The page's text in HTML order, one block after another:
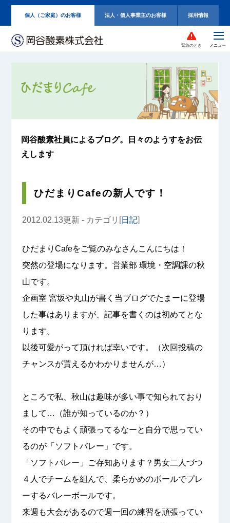
個人（ご家庭）のお客様 法人・個人事業主のお客様 採用情報
緊急のとき
岡谷酸素社員によるブログ。
日々のようすをお伝
えします
ひだまりCafeの新人です！
2012.02.13更新 - カテゴリ[日記]
ひだまりCafeをご覧のみなさんこんにちは！
突然の登場になります。営業部 環境・空調課の秋
山です。
企画室 宮坂や丸山が書く当ブログでたまーに登場
した事はありますが、記事を書くのは初めてとな
ります。
以後可愛がって頂ければ幸いです。（次回投稿の
チャンスが貰えるかわかりませんが…）
ところで私、秋山は趣味が多い事で知られており
まして…（誰が知っているのか？）
その中でもよく頑張ってるなーと自分で思ってい
るのが「ソフトバレー」です。
「ソフトバレー」ご存知あります？男女二人づつ
４人でチームを組んで、柔らかめのボールでプレ
ーするバレーボールです。
来週も大会があるので週一回の練習を頑張ってい